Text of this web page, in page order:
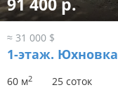
≈ 31 000 $
1-этаж. Юхновка
60 м2 25 соток